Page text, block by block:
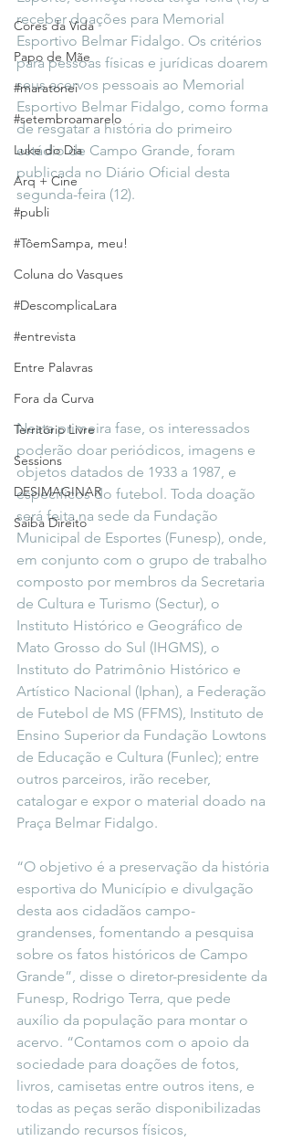
Cores da Vida
Papo de Mãe
#maratonei
#setembroamarelo
Luke do Dia
Arq + Cine
#publi
#TôemSampa, meu!
Coluna do Vasques
#DescomplicaLara
#entrevista
Entre Palavras
Fora da Curva
Território Livre
Sessions
DESIMAGINAR
Saiba Direito
receber doações para Memorial
Esportivo Belmar Fidalgo. Os critérios
para pessoas físicas e jurídicas doarem
seus acervos pessoais ao Memorial
Esportivo Belmar Fidalgo, como forma
de resgatar a história do primeiro
estádio de Campo Grande, foram
publicada no Diário Oficial desta
segunda-feira (12).
Nesta primeira fase, os interessados
poderão doar periódicos, imagens e
objetos datados de 1933 a 1987, e
específicos do futebol. Toda doação
será feita na sede da Fundação
Municipal de Esportes (Funesp), onde,
em conjunto com o grupo de trabalho
composto por membros da Secretaria
de Cultura e Turismo (Sectur), o
Instituto Histórico e Geográfico de
Mato Grosso do Sul (IHGMS), o
Instituto do Patrimônio Histórico e
Artístico Nacional (Iphan), a Federação
de Futebol de MS (FFMS), Instituto de
Ensino Superior da Fundação Lowtons
de Educação e Cultura (Funlec); entre
outros parceiros, irão receber,
catalogar e expor o material doado na
Praça Belmar Fidalgo.
“O objetivo é a preservação da história
esportiva do Município e divulgação
desta aos cidadãos campo-
grandenses, fomentando a pesquisa
sobre os fatos históricos de Campo
Grande”, disse o diretor-presidente da
Funesp, Rodrigo Terra, que pede
auxílio da população para montar o
acervo. “Contamos com o apoio da
sociedade para doações de fotos,
livros, camisetas entre outros itens, e
todas as peças serão disponibilizadas
utilizando recursos físicos,